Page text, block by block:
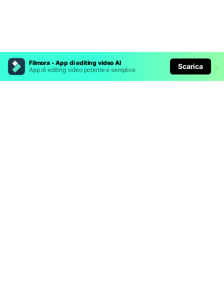
Filmora - App di editing video AI
App di editing video potente e semplice
Scarica